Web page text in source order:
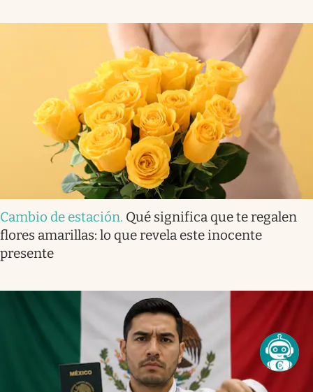
Cambio de estación. Qué significa que te regalen
flores amarillas: lo que revela este inocente
presente